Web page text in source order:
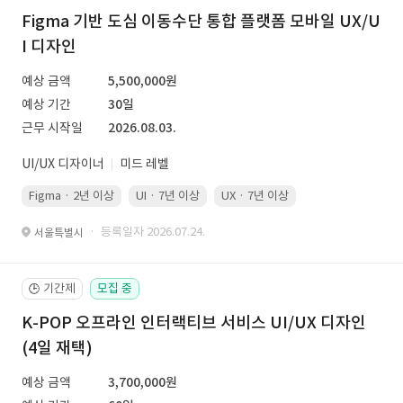
Figma 기반 도심 이동수단 통합 플랫폼 모바일 UX/U
I 디자인
예상 금액
5,500,000원
예상 기간
30일
근무 시작일
2026.08.03.
UI/UX 디자이너 미드 레벨
Figma · 2년 이상 UI · 7년 이상 UX · 7년 이상
서울특별시 · 등록일자 2026.07.24.
🕒 기간제 모집 중
K-POP 오프라인 인터랙티브 서비스 UI/UX 디자인
(4일 재택)
예상 금액
3,700,000원